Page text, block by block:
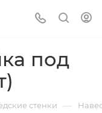
под
стенки —